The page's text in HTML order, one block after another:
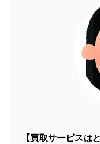
【買取サービスは